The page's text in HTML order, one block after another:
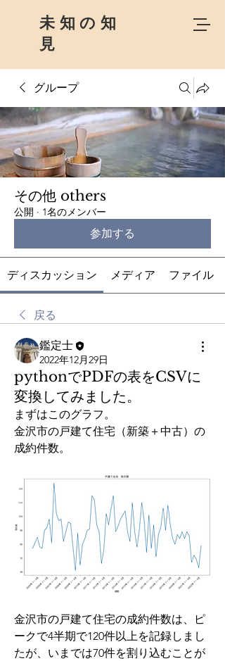
未知の知
見
グループ
その他 others
公開 · 1名のメンバー
参加する
ディスカッション メディア ファイル
戻る
鑑定士
2022年12月29日
pythonでPDFの表をCSVに
変換してみました。
まずはこのグラフ。
金沢市の戸建て住宅（新築＋中古）の
成約件数。
金沢市の戸建て住宅の成約件数は、ピ
ークで4半期で120件以上を記録しまし
たが、いまでは70件を割り込むことが